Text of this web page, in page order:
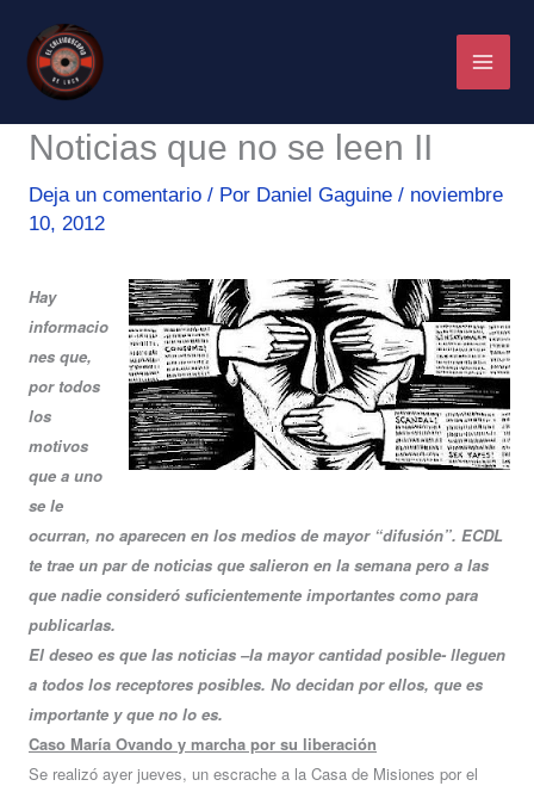
contenido
Noticias que no se leen II
Deja un comentario / Por Daniel Gaguine / noviembre
10, 2012
Hay
informacio
nes que,
por todos
los
motivos
que a uno
se le
ocurran, no aparecen en los medios de mayor “difusión”. ECDL
te trae un par de noticias que salieron en la semana pero a las
que nadie consideró suficientemente importantes como para
publicarlas.
El deseo es que las noticias –la mayor cantidad posible- lleguen
a todos los receptores posibles. No decidan por ellos, que es
importante y que no lo es.
Caso María Ovando y marcha por su liberación
Se realizó ayer jueves, un escrache a la Casa de Misiones por el